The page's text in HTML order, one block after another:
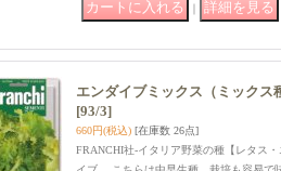
エンダイブミックス（ミックス
[93/3]
660円(税込) [在庫数 26点]
FRANCHI社-イタリア野菜の種【レタス